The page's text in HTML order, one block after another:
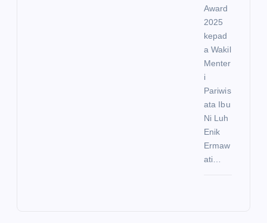
Award
2025
kepad
a Wakil
Menter
i
Pariwis
ata Ibu
Ni Luh
Enik
Ermaw
ati…